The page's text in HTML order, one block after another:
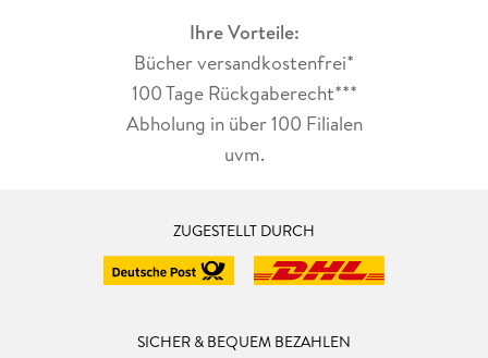
Ihre Vorteile:
Bücher versandkostenfrei*
100 Tage Rückgaberecht***
Abholung in über 100 Filialen
uvm.
ZUGESTELLT DURCH
SICHER & BEQUEM BEZAHLEN